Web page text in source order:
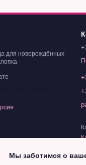
для новорождённых
Мы заботимся о